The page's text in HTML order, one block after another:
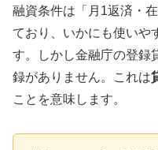
融資条件は「月1返済・
ており、いかにも使いや
す。しかし金融庁の登録
録がありません。これは
ことを意味します。